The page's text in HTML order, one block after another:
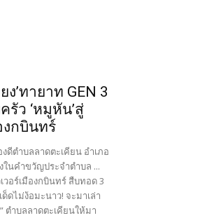
ง’ทายาท GEN 3
ว ‘หมูหัน’สู่
งกบินทร์
ดีตำบลลาดตะเคียน อำเภอ
นคำขวัญประจำตำบล ...
วอร์เมืองกบินทร์ สืบทอด 3
ดไม่ง้อมะนาว! จะมาเล่า
ตำบลลาดตะเคียนให้มา